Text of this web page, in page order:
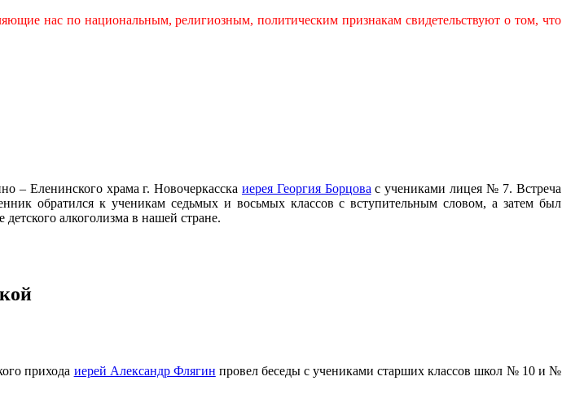
нас по национальным, религиозным, политическим признакам свидетельствуют о том, что
– Еленинского храма г. Новочеркасска иерея Георгия Борцова с учениками лицея № 7. Встреча
обратился к ученикам седьмых и восьмых классов с вступительным словом, а затем был
алкоголизма в нашей стране.
прихода иерей Александр Флягин провел беседы с учениками старших классов школ № 10 и №